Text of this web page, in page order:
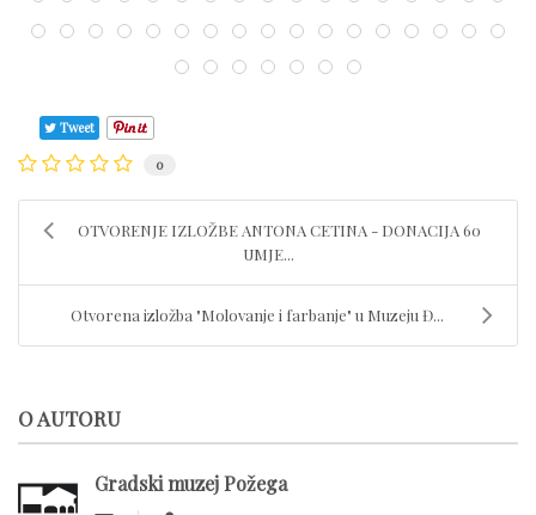
Tweet
0
OTVORENJE IZLOŽBE ANTONA CETINA - DONACIJA 60
UMJE...
Otvorena izložba "Molovanje i farbanje" u Muzeju Đ...
O AUTORU
Gradski muzej Požega